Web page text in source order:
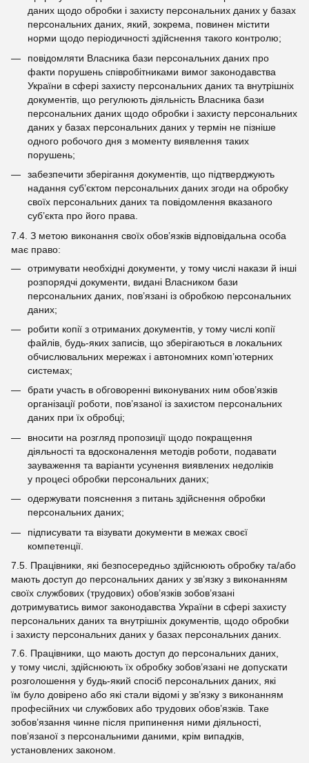
даних щодо обробки і захисту персональних даних у базах
персональних даних, який, зокрема, повинен містити
норми щодо періодичності здійснення такого контролю;
повідомляти Власника бази персональних даних про
факти порушень співробітниками вимог законодавства
України в сфері захисту персональних даних та внутрішніх
документів, що регулюють діяльність Власника бази
персональних даних щодо обробки і захисту персональних
даних у базах персональних даних у термін не пізніше
одного робочого дня з моменту виявлення таких
порушень;
забезпечити зберігання документів, що підтверджують
надання суб’єктом персональних даних згоди на обробку
своїх персональних даних та повідомлення вказаного
суб’єкта про його права.
7.4. З метою виконання своїх обов’язків відповідальна особа
має право:
отримувати необхідні документи, у тому числі накази й інші
розпорядчі документи, видані Власником бази
персональних даних, пов’язані із обробкою персональних
даних;
робити копії з отриманих документів, у тому числі копії
файлів, будь-яких записів, що зберігаються в локальних
обчислювальних мережах і автономних комп’ютерних
системах;
брати участь в обговоренні виконуваних ним обов’язків
організації роботи, пов’язаної із захистом персональних
даних при їх обробці;
вносити на розгляд пропозиції щодо покращення
діяльності та вдосконалення методів роботи, подавати
зауваження та варіанти усунення виявлених недоліків
у процесі обробки персональних даних;
одержувати пояснення з питань здійснення обробки
персональних даних;
підписувати та візувати документи в межах своєї
компетенції.
7.5. Працівники, які безпосередньо здійснюють обробку та/або
мають доступ до персональних даних у зв’язку з виконанням
своїх службових (трудових) обов’язків зобов’язані
дотримуватись вимог законодавства України в сфері захисту
персональних даних та внутрішніх документів, щодо обробки
і захисту персональних даних у базах персональних даних.
7.6. Працівники, що мають доступ до персональних даних,
у тому числі, здійснюють їх обробку зобов’язані не допускати
розголошення у будь-який спосіб персональних даних, які
їм було довірено або які стали відомі у зв’язку з виконанням
професійних чи службових або трудових обов’язків. Таке
зобов’язання чинне після припинення ними діяльності,
пов’язаної з персональними даними, крім випадків,
установлених законом.